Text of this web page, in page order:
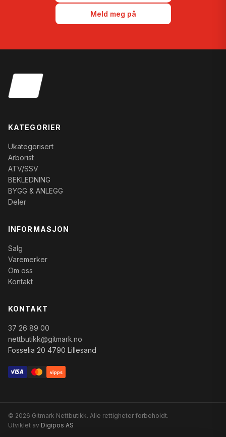
Meld meg på
KATEGORIER
Ukategorisert
Arborist
ATV/SSV
BEKLEDNING
BYGG & ANLEGG
Deler
INFORMASJON
Salg
Varemerker
Om oss
Kontakt
KONTAKT
37 26 89 00
nettbutikk@gitmark.no
Fosselia 20 4790 Lillesand
vipps
© 2026 Gitmark Nettbutikk. Alle rettigheter forbeholdt.
Utviklet av Digipos AS